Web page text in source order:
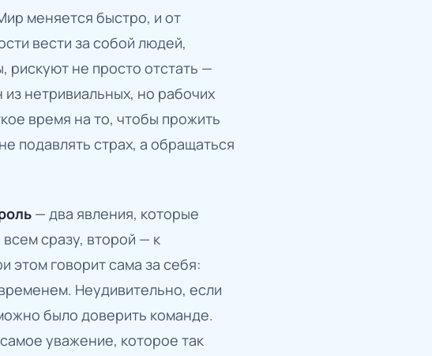
меняется быстро, и от
вести за собой людей,
рискуют не просто отстать —
нетривиальных, но рабочих
время на то, чтобы прожить
подавлять страх, а обращаться
— два явления, которые
сразу, второй — к
этом говорит сама за себя:
Неудивительно, если
было доверить команде.
уважение, которое так